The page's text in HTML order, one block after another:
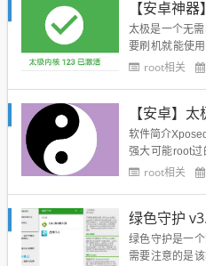
太极是一个无
要刷机就能使
Android系统上
不过，使用
root相关
软件简介
强大可能root
主题，字体，
了！最典型的
root相关
绿色守护是一
需要注意的是